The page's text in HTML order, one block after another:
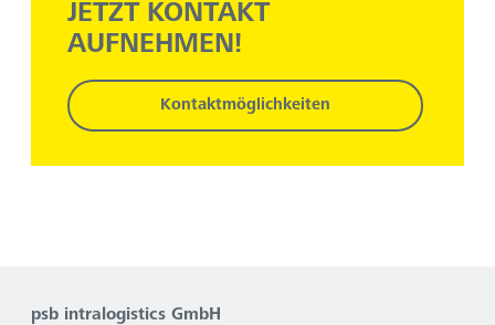
JETZT KONTAKT
AUFNEHMEN!
Kontaktmöglichkeiten
psb intralogistics GmbH